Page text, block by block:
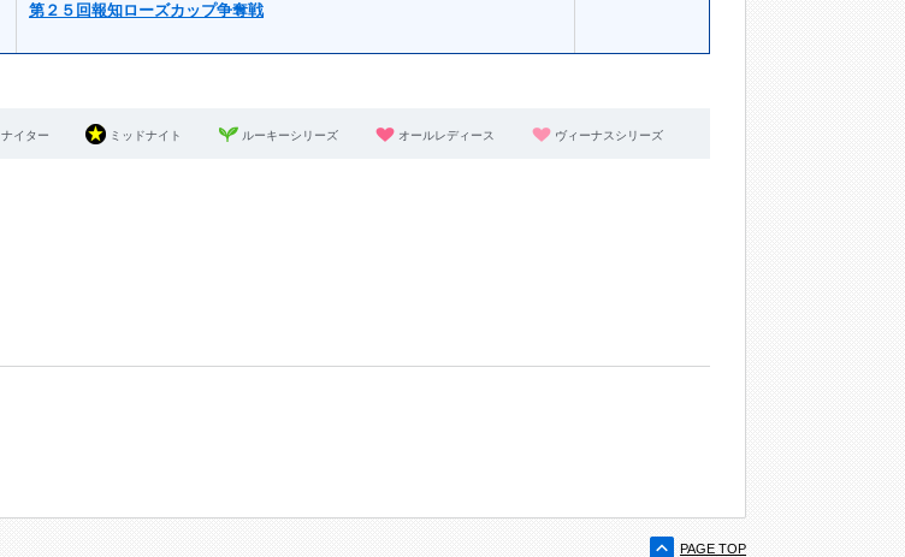
第２５回報知ローズカップ争奪戦
ナイター ミッドナイト ルーキーシリーズ オールレディース ヴィーナスシリーズ
PAGE TOP